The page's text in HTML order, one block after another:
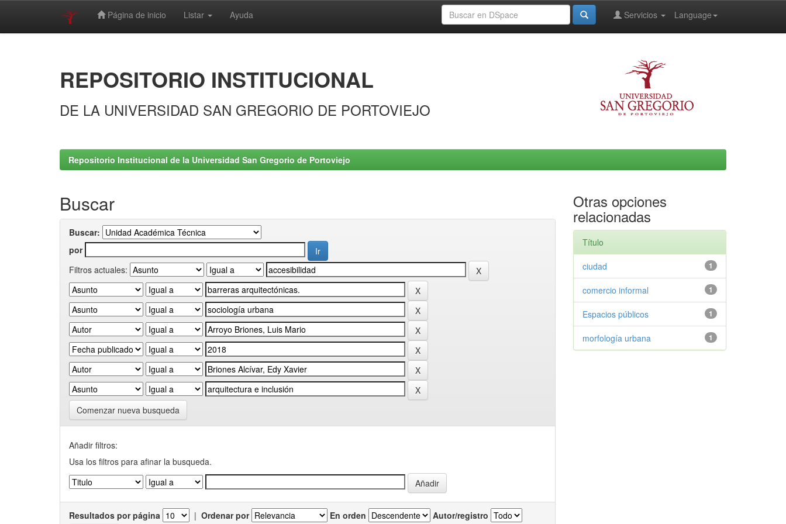
Página de inicio Listar Ayuda Language
Servicios
REPOSITORIO INSTITUCIONAL
DE LA UNIVERSIDAD SAN GREGORIO DE PORTOVIEJO
Repositorio Institucional de la Universidad San Gregorio de Portoviejo
Buscar
Buscar:
por
Filtros actuales:
Comenzar nueva busqueda
Añadir filtros:
Usa los filtros para afinar la busqueda.
Resultados por página | Ordenar por En orden Autor/registro
Otras opciones
relacionadas
Título
1
ciudad
1
comercio informal
1
Espacios públicos
1
morfología urbana